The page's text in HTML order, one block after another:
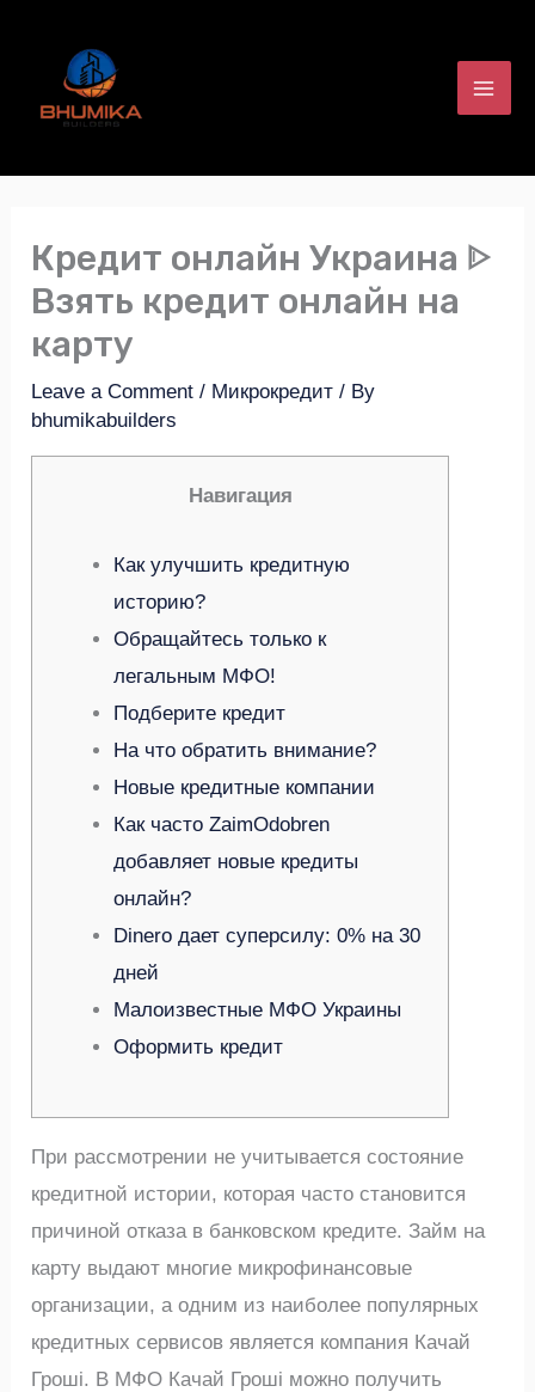
content
Кредит онлайн Украина ᐈ
Взять кредит онлайн на
карту
Leave a Comment / Микрокредит / By
bhumikabuilders
Навигация
Как улучшить кредитную
историю?
Обращайтесь только к
легальным МФО!
Подберите кредит
На что обратить внимание?
Новые кредитные компании
Как часто ZaimOdobren
добавляет новые кредиты
онлайн?
Dinero дает суперсилу: 0% на 30
дней
Малоизвестные МФО Украины
Оформить кредит
При рассмотрении не учитывается состояние
кредитной истории, которая часто становится
причиной отказа в банковском кредите. Займ на
карту выдают многие микрофинансовые
организации, а одним из наиболее популярных
кредитных сервисов является компания Качай
Гроші. В МФО Качай Гроші можно получить